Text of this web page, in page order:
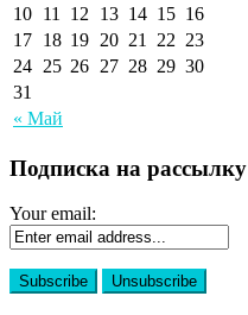
« Май
10 11 12 13 14 15 16
17 18 19 20 21 22 23
24 25 26 27 28 29 30
31
Подписка на рассылку
Your email: